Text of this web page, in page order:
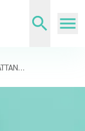
VARANGKANAR JIRARATTANASOPA,DDS